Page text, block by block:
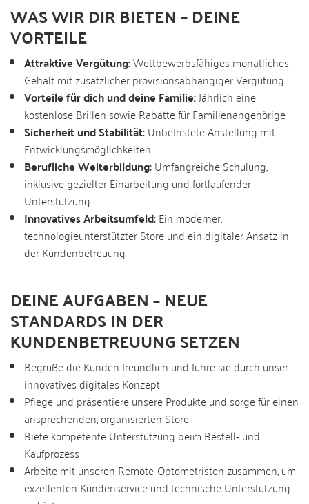
WAS WIR DIR BIETEN – DEINE
VORTEILE
Attraktive Vergütung:Wettbewerbsfähiges monatliches
Gehalt mit zusätzlicher provisionsabhängiger Vergütung
Vorteile für dich und deine Familie:Jährlich eine
kostenlose Brillen sowie Rabatte für Familienangehörige
Sicherheit und Stabilität:Unbefristete Anstellung mit
Entwicklungsmöglichkeiten
Berufliche Weiterbildung:Umfangreiche Schulung,
inklusive gezielter Einarbeitung und fortlaufender
Unterstützung
Innovatives Arbeitsumfeld:Ein moderner,
technologieunterstützter Store und ein digitaler Ansatz in
der Kundenbetreuung
DEINE AUFGABEN – NEUE
STANDARDS IN DER
KUNDENBETREUUNG SETZEN
Begrüße die Kunden freundlich und führe sie durch unser
innovatives digitales Konzept
Pflege und präsentiere unsere Produkte und sorge für einen
ansprechenden, organisierten Store
Biete kompetente Unterstützung beim Bestell- und
Kaufprozess
Arbeite mit unseren Remote-Optometristen zusammen, um
exzellenten Kundenservice und technische Unterstützung